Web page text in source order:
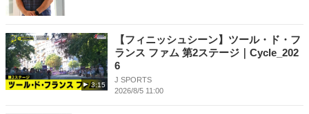
3:15
【フィニッシュシーン】ツール・ド・フ
ランス ファム 第2ステージ｜Cycle_202
6
J SPORTS
2026/8/5 11:00